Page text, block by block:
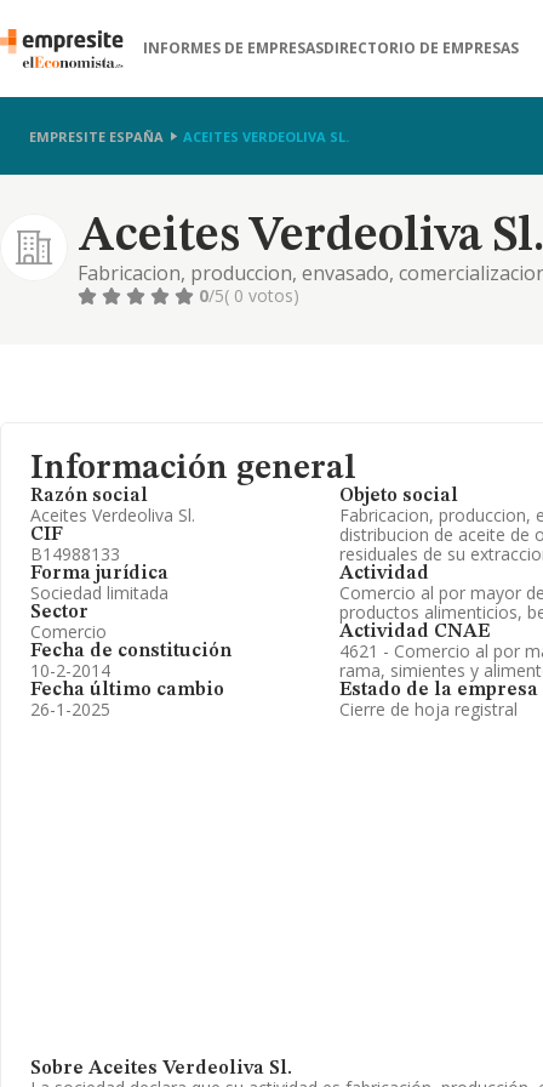
INFORMES DE EMPRESASDIRECTORIO DE EMPRESAS
EMPRESITE ESPAÑA ACEITES VERDEOLIVA SL.
Aceites Verdeoliva Sl.
Fabricacion, produccion, envasado,
productos residuales de su extraccion
0/5( 0 votos)
Información general
Razón social
Aceites Verdeoliva Sl.
CIF
B14988133
Forma jurídica
Sociedad limitada
Sector
Comercio
Fecha de constitución
10-2-2014
Fecha último cambio
26-1-2025
Objeto social
Fabricacion, produccion,
distribucion de aceite de
residuales de su
Actividad
Comercio al por mayor
productos alimenticios,
Actividad CNAE
4621 - Comercio al por
rama, simientes y
Estado de la empresa
Cierre de hoja registral
Sobre Aceites Verdeoliva Sl.